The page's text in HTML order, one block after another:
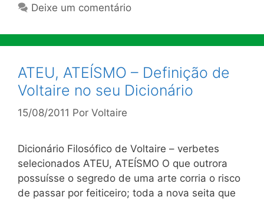
Deixe um comentário
ATEU, ATEÍSMO – Definição de
Voltaire no seu Dicionário
15/08/2011 Por Voltaire
Dicionário Filosófico de Voltaire – verbetes
selecionados ATEU, ATEÍSMO O que outrora
possuísse o segredo de uma arte corria o risco
de passar por feiticeiro; toda a nova seita que